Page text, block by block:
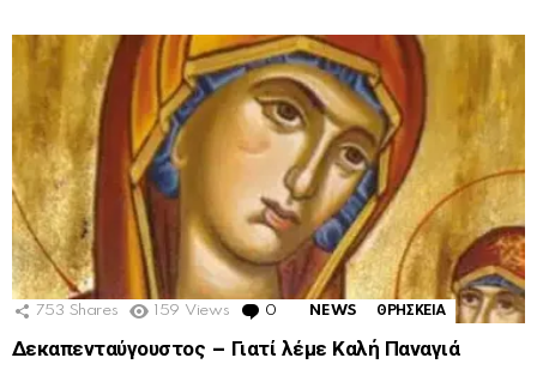
753 Shares 159 Views 0 Comments
NEWS ΘΡΗΣΚΕΙΑ
Δεκαπενταύγουστος – Γιατί λέμε Καλή Παναγιά